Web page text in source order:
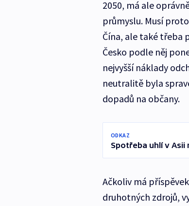
2050, má ale
průmyslu. Musí
Čína, ale také třeba
Česko podle něj
nejvyšší náklady
neutralitě byla
dopadů na občany.
ODKAZ
Spotřeba uhlí v Asii
Ačkoliv má
druhotných zdrojů,